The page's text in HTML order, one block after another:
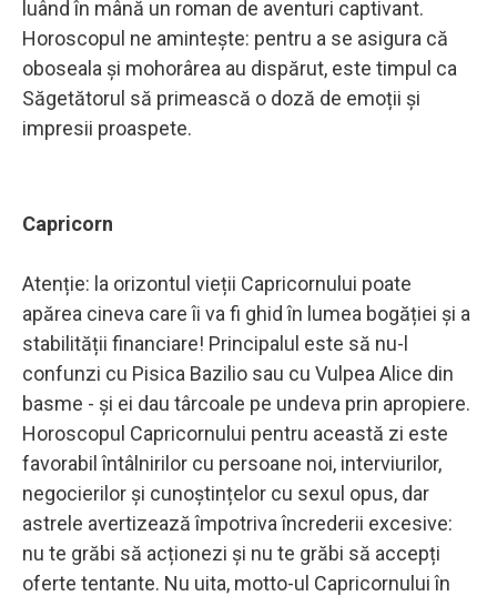
luând în mână un roman de aventuri captivant.
Horoscopul ne amintește: pentru a se asigura că
oboseala și mohorârea au dispărut, este timpul ca
Săgetătorul să primească o doză de emoții și
impresii proaspete.
Capricorn
Atenție: la orizontul vieții Capricornului poate
apărea cineva care îi va fi ghid în lumea bogăției și a
stabilității financiare! Principalul este să nu-l
confunzi cu Pisica Bazilio sau cu Vulpea Alice din
basme - și ei dau târcoale pe undeva prin apropiere.
Horoscopul Capricornului pentru această zi este
favorabil întâlnirilor cu persoane noi, interviurilor,
negocierilor și cunoștințelor cu sexul opus, dar
astrele avertizează împotriva încrederii excesive:
nu te grăbi să acționezi și nu te grăbi să accepți
oferte tentante. Nu uita, motto-ul Capricornului în